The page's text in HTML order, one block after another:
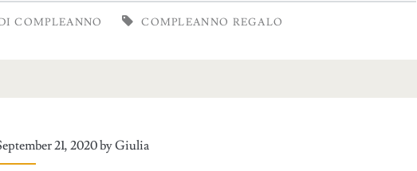
COMPLEANNO COMPLEANNO REGALO
21, 2020 byGiulia